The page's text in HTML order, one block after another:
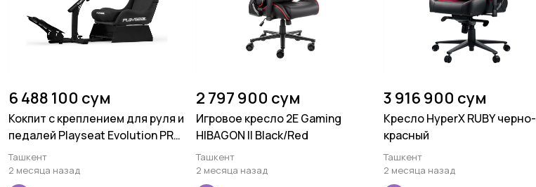
6 488 100 сум
Кокпит с креплением для руля и
педалей Playseat Evolution PRO
- ActiFit
Ташкент
2 месяца назад
2 797 900 сум
Игровое кресло 2E Gaming
HIBAGON II Black/Red
Ташкент
2 месяца назад
3 916 900 сум
Кресло HyperX RUBY черно-
красный
Ташкент
2 месяца назад